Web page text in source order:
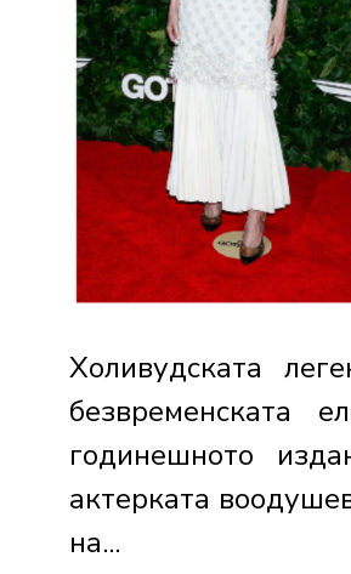
Холивудската
безвременската
годинешното
актерката
на...